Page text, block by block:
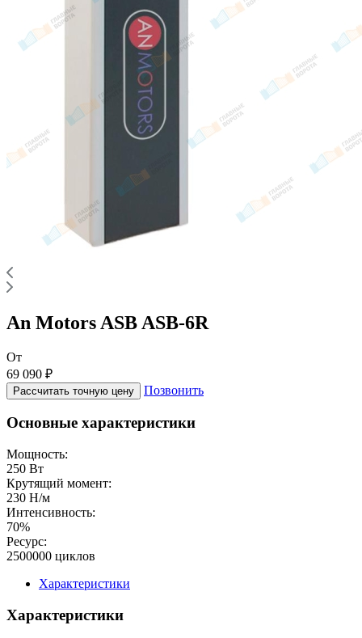
An Motors ASB ASB-6R
От
69 090 ₽
Рассчитать точную цену Позвонить
Основные характеристики
Мощность:
250 Вт
Крутящий момент:
230 Н/м
Интенсивность:
70%
Ресурс:
2500000 циклов
Характеристики
Характеристики